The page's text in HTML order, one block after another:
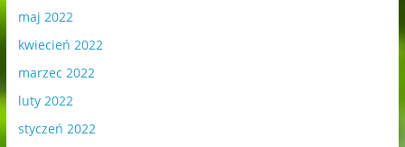
maj 2022
kwiecień 2022
marzec 2022
luty 2022
styczeń 2022